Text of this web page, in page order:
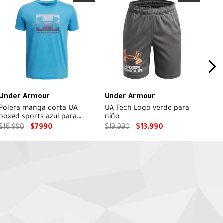
Under Armour
Polera manga corta UA
boxed sports azul para
16.990 $7990
Under Armour
UA Tech Logo verde para
niño
$19.990 $13.990